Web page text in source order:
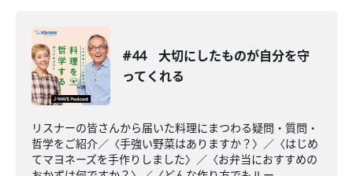
#44 大切にしたものが自分を守
ってくれる
リスナーの皆さんから届いた料理にまつわる疑問・質問・
哲学をご紹介／〈手強い野菜はありますか？〉／〈はじめ
てマヨネーズを手作りしました〉／〈お弁当におすすめの